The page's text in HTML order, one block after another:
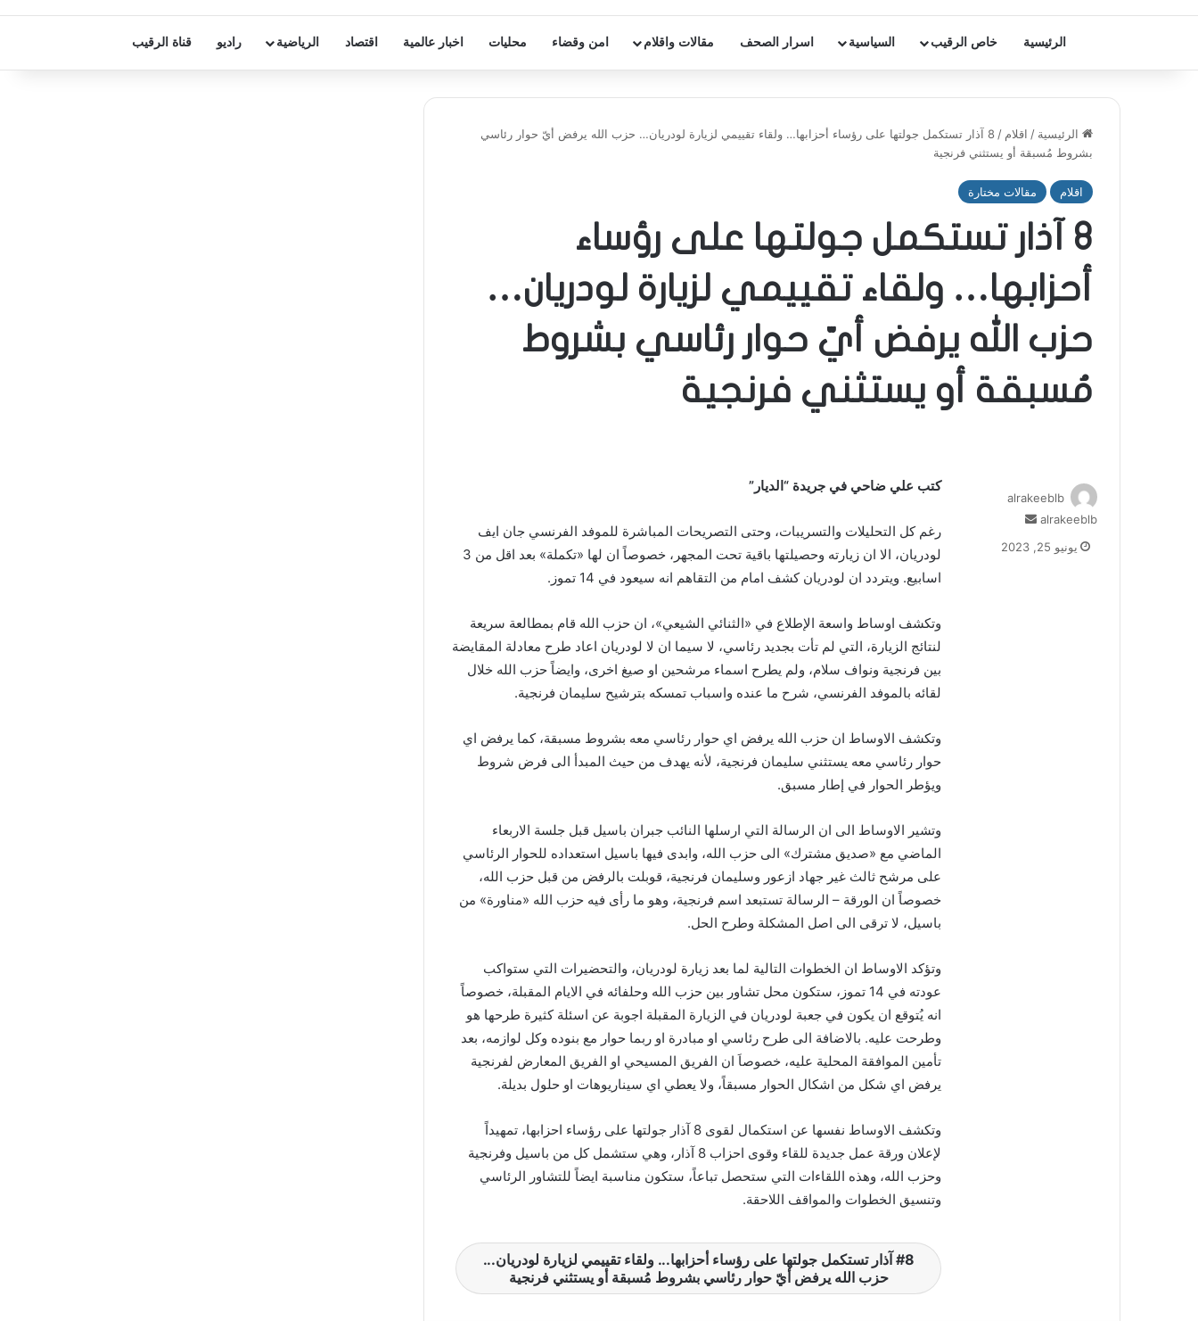
الرئيسية خاص الرقيب السياسية اسرار الصحف مقالات واقلام امن وقضاء محليات اخبار عالمية اقتصاد الرياضية راديو قناة الرقيب
الرئيسية / اقلام /
8 آذار تستكمل جولتها على رؤساء أحزابها… ولقاء تقييمي لزيارة لودريان… حزب الله يرفض أيّ حوار رئاسي
بشروط مُسبقة أو يستثني فرنجية
اقلام مقالات مختارة
8 آذار تستكمل جولتها على رؤساء
أحزابها… ولقاء تقييمي لزيارة لودريان…
حزب الله يرفض أيّ حوار رئاسي بشروط
مُسبقة أو يستثني فرنجية
كتب علي ضاحي في جريدة “الديار”
رغم كل التحليلات والتسريبات، وحتى التصريحات المباشرة للموفد الفرنسي جان ايف
لودريان، الا ان زيارته وحصيلتها باقية تحت المجهر، خصوصاً ان لها «تكملة» بعد اقل من 3
اسابيع. ويتردد ان لودريان كشف امام من التقاهم انه سيعود في 14 تموز.
وتكشف اوساط واسعة الإطلاع في «الثنائي الشيعي»، ان حزب الله قام بمطالعة سريعة
لنتائج الزيارة، التي لم تأت بجديد رئاسي، لا سيما ان لا لودريان اعاد طرح معادلة المقايضة
بين فرنجية ونواف سلام، ولم يطرح اسماء مرشحين او صيغ اخرى، وايضاً حزب الله خلال
لقائه بالموفد الفرنسي، شرح ما عنده واسباب تمسكه بترشيح سليمان فرنجية.
وتكشف الاوساط ان حزب الله يرفض اي حوار رئاسي معه بشروط مسبقة، كما يرفض اي
حوار رئاسي معه يستثني سليمان فرنجية، لأنه يهدف من حيث المبدأ الى فرض شروط
ويؤطر الحوار في إطار مسبق.
وتشير الاوساط الى ان الرسالة التي ارسلها النائب جبران باسيل قبل جلسة الاربعاء
الماضي مع «صديق مشترك» الى حزب الله، وابدى فيها باسيل استعداده للحوار الرئاسي
على مرشح ثالث غير جهاد ازعور وسليمان فرنجية، قوبلت بالرفض من قبل حزب الله،
خصوصاً ان الورقة – الرسالة تستبعد اسم فرنجية، وهو ما رأى فيه حزب الله «مناورة» من
باسيل، لا ترقى الى اصل المشكلة وطرح الحل.
وتؤكد الاوساط ان الخطوات التالية لما بعد زيارة لودريان، والتحضيرات التي ستواكب
عودته في 14 تموز، ستكون محل تشاور بين حزب الله وحلفائه في الايام المقبلة، خصوصاً
انه يُتوقع ان يكون في جعبة لودريان في الزيارة المقبلة اجوبة عن اسئلة كثيرة طرحها هو
وطرحت عليه. بالاضافة الى طرح رئاسي او مبادرة او ربما حوار مع بنوده وكل لوازمه، بعد
تأمين الموافقة المحلية عليه، خصوصاَ ان الفريق المسيحي او الفريق المعارض لفرنجية
يرفض اي شكل من اشكال الحوار مسبقاً، ولا يعطي اي سيناريوهات او حلول بديلة.
وتكشف الاوساط نفسها عن استكمال لقوى 8 آذار جولتها على رؤساء احزابها، تمهيداً
لإعلان ورقة عمل جديدة للقاء وقوى احزاب 8 آذار، وهي ستشمل كل من باسيل وفرنجية
وحزب الله، وهذه اللقاءات التي ستحصل تباعاً، ستكون مناسبة ايضاً للتشاور الرئاسي
وتنسيق الخطوات والمواقف اللاحقة.
8 آذار تستكمل جولتها على رؤساء أحزابها... ولقاء تقييمي لزيارة لودريان...
حزب الله يرفض أيّ حوار رئاسي بشروط مُسبقة أو يستثني فرنجية
alrakeeblb
alrakeeblb
أرسل
إلكترونيا
يونيو 25, 2023